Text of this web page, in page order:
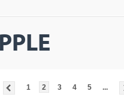
1 2 3 4 5 ...